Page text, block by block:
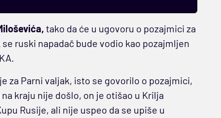
tako da će u ugovoru o pozajmici za
ruski napadač bude vodio kao pozajmljen
za Parni valjak, isto se govorilo o pozajmici,
kraju nije došlo, on je otišao u Krilja
Rusije, ali nije uspeo da se upiše u